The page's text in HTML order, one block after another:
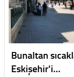
Bunaltan
Eskişehir'i…